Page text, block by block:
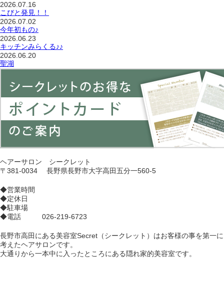
2026.07.16
こびと発見！！
2026.07.02
今年初もの♪
2026.06.23
キッチンみらくる♪♪
2026.06.20
聖湖
ヘアーサロン シークレット
〒381-0034 長野県長野市大字高田五分一560-5
◆営業時間
◆定休日
◆駐車場
◆電話 026-219-6723
長野市高田にある美容室Secret（シークレット）はお客様の事を第一に
考えたヘアサロンです。
大通りから一本中に入ったところにある隠れ家的美容室です。